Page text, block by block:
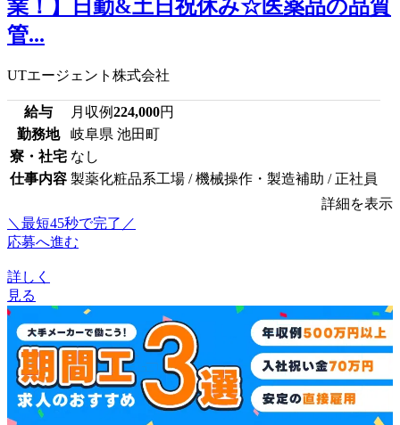
業！】日勤&土日祝休み☆医薬品の品質
管...
UTエージェント株式会社
給与 月収例224,000円
勤務地
岐阜県 池田町
寮・社宅 なし
仕事内容 製薬化粧品系工場 / 機械操作・製造補助 / 正社員
詳細を表示
＼最短45秒で完了／
応募へ進む
詳しく
見る